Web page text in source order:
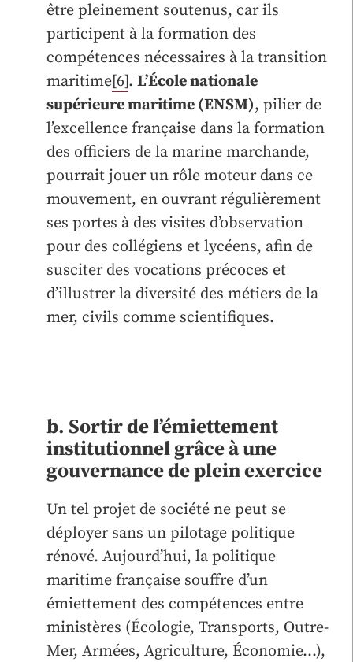
être pleinement soutenus, car ils
participent à la formation des
compétences nécessaires à la transition
maritime[6]. L’École nationale
supérieure maritime (ENSM), pilier de
l’excellence française dans la formation
des officiers de la marine marchande,
pourrait jouer un rôle moteur dans ce
mouvement, en ouvrant régulièrement
ses portes à des visites d’observation
pour des collégiens et lycéens, afin de
susciter des vocations précoces et
d’illustrer la diversité des métiers de la
mer, civils comme scientifiques.
b. Sortir de l’émiettement
institutionnel grâce à une
gouvernance de plein exercice
Un tel projet de société ne peut se
déployer sans un pilotage politique
rénové. Aujourd’hui, la politique
maritime française souffre d’un
émiettement des compétences entre
ministères (Écologie, Transports, Outre-
Mer, Armées, Agriculture, Économie…),